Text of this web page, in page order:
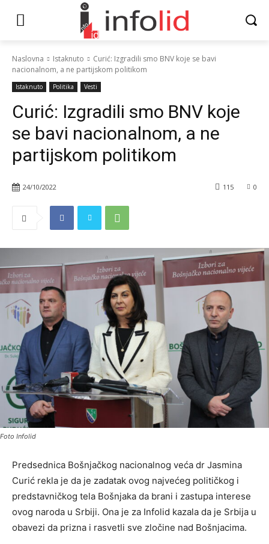
Naslovna Istaknuto
Curić: Izgradili smo BNV koje se bavi
nacionalnom, a ne partijskom politikom
Istaknuto Politika Vesti
Curić: Izgradili smo BNV koje
se bavi nacionalnom, a ne
partijskom politikom
24/10/2022 0
115
Foto Infolid
Predsednica Bošnjačkog nacionalnog veća dr Jasmina
Curić rekla je da je zadatak ovog najvećeg političkog i
predstavničkog tela Bošnjaka da brani i zastupa interese
ovog naroda u Srbiji. Ona je za Infolid kazala da je Srbija u
obavezi da prizna i rasvetli sve zločine nad Bošnjacima.